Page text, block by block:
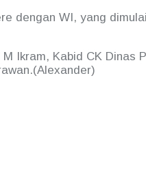
dengan WI, yang
Ikram, Kabid CK Dinas